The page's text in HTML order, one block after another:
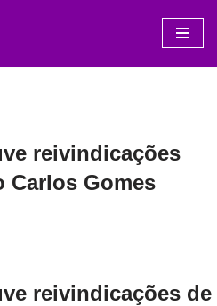
reivindicações
Carlos Gomes
reivindicações de